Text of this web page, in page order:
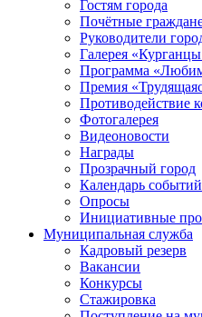
Гостям города
Почётные
Руководители
Галерея
Программа
Премия
Противодействие
Фотогалерея
Видеоновости
Награды
Прозрачный город
Календарь событий
Опросы
Инициативные
Муниципальная служба
Кадровый резерв
Вакансии
Конкурсы
Стажировка